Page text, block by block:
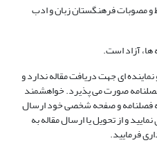
مصوبات فرهنگستان زبان و ادب
آزاد است.
ای جهت دریافت مقاله ندارد و
صورت می پذیرد. خواهشمند
فصلنامه و صفحه شخصی خود ارسال
و از تحویل یا ارسال مقاله به
فرمایید.